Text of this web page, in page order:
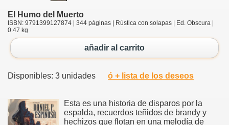
El Humo del Muerto
ISBN: 9791399127874 | 344 páginas | Rústica con solapas | Ed. Obscura |
0.47 kg
añadir al carrito
Disponibles: 3 unidades ó + lista de los deseos
Esta es una historia de disparos por la
espalda, recuerdos teñidos de brandy y
hechizos que flotan en una melodía de